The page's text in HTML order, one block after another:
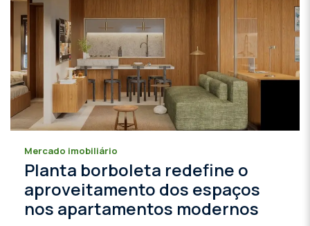
Mercado imobiliário
Planta borboleta redefine o
aproveitamento dos espaços
nos apartamentos modernos